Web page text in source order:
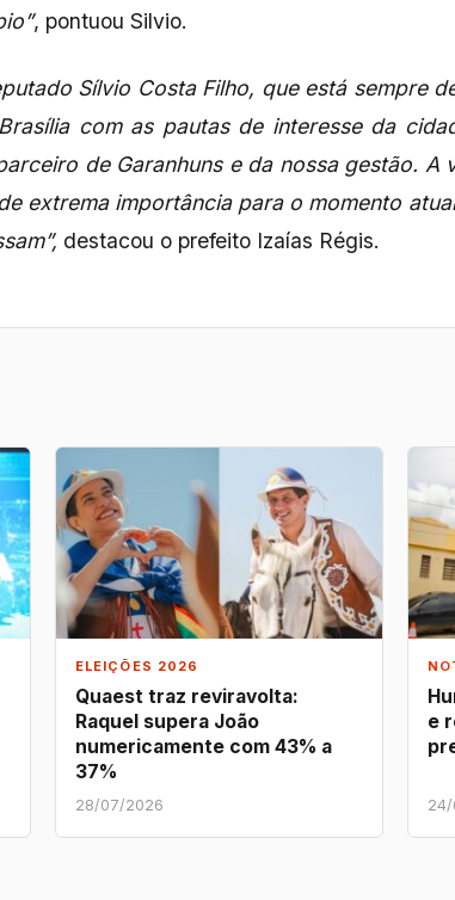
, pontuou Silvio.
Sílvio Costa Filho, que está sempre
com as pautas de interesse da
de Garanhuns e da nossa gestão. A
extrema importância para o momento
destacou o prefeito Izaías Régis.
ELEIÇÕES 2026
Quaest traz reviravolta:
Raquel supera João
numericamente com 43% a
37%
28/07/2026
e